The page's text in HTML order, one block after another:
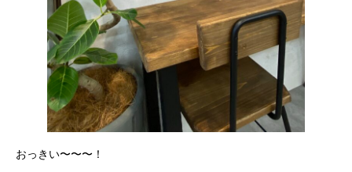
おっきい〜〜〜！